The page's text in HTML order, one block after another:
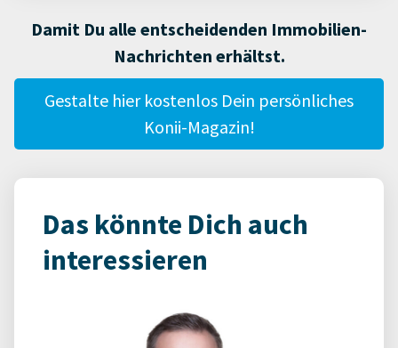
Damit Du alle entscheidenden Immobilien-
Nachrichten erhältst.
Gestalte hier kostenlos Dein persönliches
Konii-Magazin!
Das könnte Dich auch
interessieren